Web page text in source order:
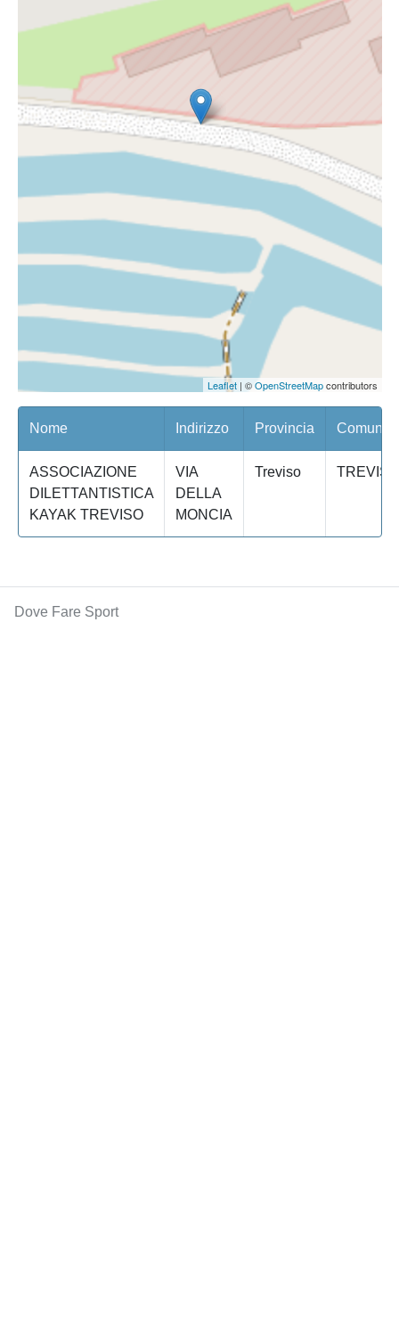
Leaflet| ©OpenStreetMapcontributors
Nome Indirizzo Provincia Comune/
ASSOCIAZIONE
DILETTANTISTICA
KAYAK TREVISO
VIA
DELLA
MONCIA
Treviso TREVISO
Dove Fare Sport